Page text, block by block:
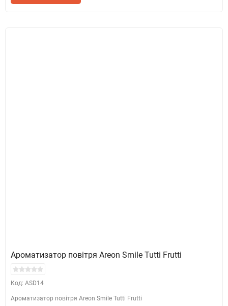
Ароматизатор повітря Areon Smile Tutti Frutti
Код: ASD14
Ароматизатор повітря Areon Smile Tutti Frutti